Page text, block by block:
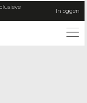
Inloggen